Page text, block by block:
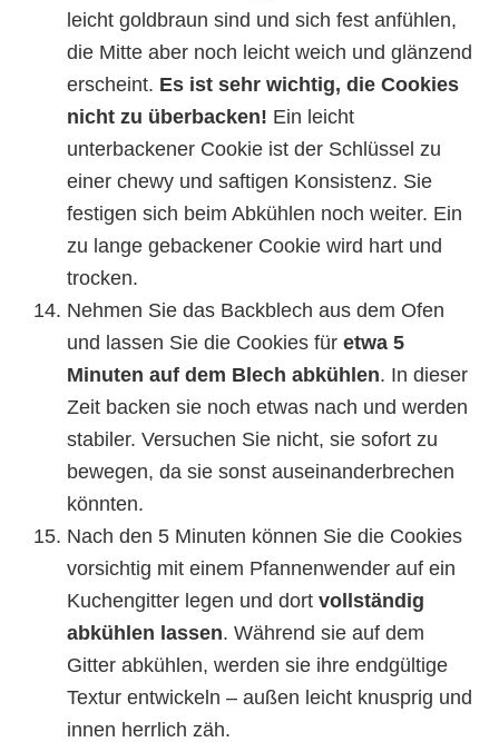
leicht goldbraun sind und sich fest anfühlen,
die Mitte aber noch leicht weich und glänzend
erscheint. Es ist sehr wichtig, die Cookies
nicht zu überbacken! Ein leicht
unterbackener Cookie ist der Schlüssel zu
einer chewy und saftigen Konsistenz. Sie
festigen sich beim Abkühlen noch weiter. Ein
zu lange gebackener Cookie wird hart und
trocken.
Nehmen Sie das Backblech aus dem Ofen
und lassen Sie die Cookies für etwa 5
Minuten auf dem Blech abkühlen. In dieser
Zeit backen sie noch etwas nach und werden
stabiler. Versuchen Sie nicht, sie sofort zu
bewegen, da sie sonst auseinanderbrechen
könnten.
Nach den 5 Minuten können Sie die Cookies
vorsichtig mit einem Pfannenwender auf ein
Kuchengitter legen und dort vollständig
abkühlen lassen. Während sie auf dem
Gitter abkühlen, werden sie ihre endgültige
Textur entwickeln – außen leicht knusprig und
innen herrlich zäh.